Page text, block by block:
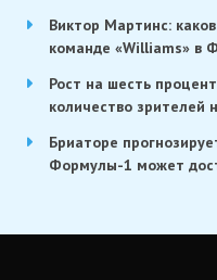
Виктор Мартинс:
команде «Williams» в
Рост на шесть
количество зрителей
Бриаторе
Формулы-1 может